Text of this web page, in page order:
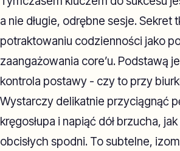
a nie długie, odrębne sesje. Sekret
potraktowaniu codzienności jako
zaangażowania core’u. Podstawą
kontrola postawy - czy to przy
Wystarczy delikatnie przyciągnąć
kręgosłupa i napiąć dół brzucha,
obcisłych spodni. To subtelne,